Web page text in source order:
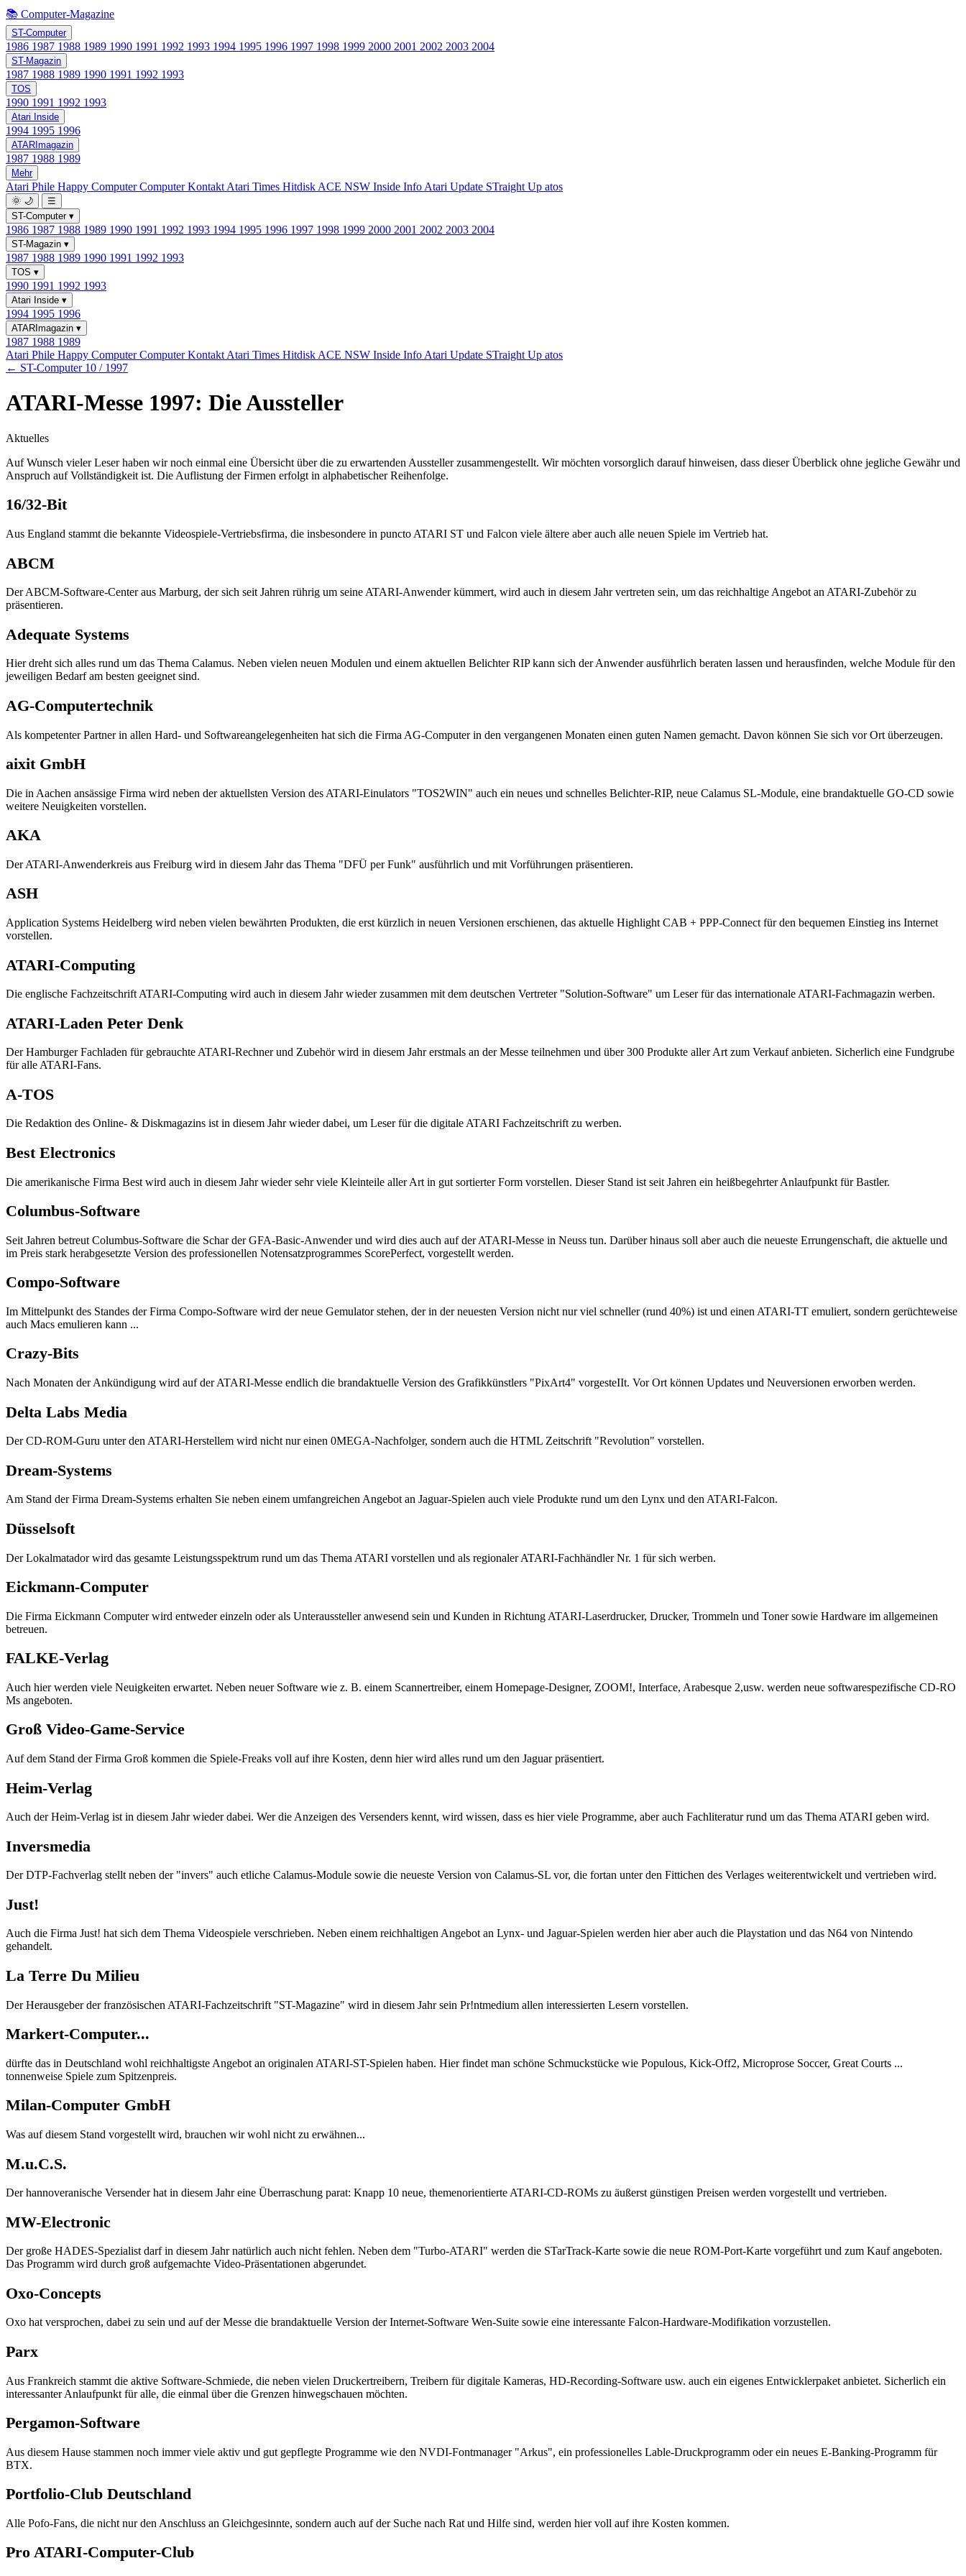
📚 Computer-Magazine
ST-Computer
1986 1987 1988 1989 1990 1991 1992 1993 1994 1995 1996 1997 1998 1999 2000 2001 2002 2003 2004
ST-Magazin
1987 1988 1989 1990 1991 1992 1993
TOS
1990 1991 1992 1993
Atari Inside
1994 1995 1996
ATARImagazin
1987 1988 1989
Mehr
Atari Phile Happy ComputerComputer Kontakt Atari Times Hitdisk ACE NSW Inside Info Atari Update STraight Up atos
🌞 🌙
☰
ST-Computer ▾
1986 1987 1988 1989 1990 1991 1992 1993 1994 1995 1996 1997 1998 1999 2000 2001 2002 2003 2004
ST-Magazin ▾
1987 1988 1989 1990 1991 1992 1993
TOS ▾
1990 1991 1992 1993
Atari Inside ▾
1994 1995 1996
ATARImagazin ▾
1987 1988 1989
Atari Phile Happy ComputerComputer Kontakt Atari Times Hitdisk ACE NSW Inside Info Atari Update STraight Up atos
← ST-Computer 10 / 1997
ATARI-Messe 1997: Die Aussteller
Aktuelles
Auf Wunsch vieler Leser haben wir noch einmal eine Übersicht über die zu erwartenden Aussteller zusammengestellt. Wir möchten vorsorglich darauf hinweisen, dass dieser Überblick ohne jegliche Gewähr und
Anspruch auf Vollständigkeit ist. Die Auflistung der Firmen erfolgt in alphabetischer Reihenfolge.
16/32-Bit
Aus England stammt die bekannte Videospiele-Vertriebsfirma, die insbesondere in puncto ATARI ST und Falcon viele ältere aber auch alle neuen Spiele im Vertrieb hat.
ABCM
Der ABCM-Software-Center aus Marburg, der sich seit Jahren rührig um seine ATARI-Anwender kümmert, wird auch in diesem Jahr vertreten sein, um das reichhaltige Angebot an ATARI-Zubehör zu
präsentieren.
Adequate Systems
Hier dreht sich alles rund um das Thema Calamus. Neben vielen neuen Modulen und einem aktuellen Belichter RIP kann sich der Anwender ausführlich beraten lassen und herausfinden, welche Module für den
jeweiligen Bedarf am besten geeignet sind.
AG-Computertechnik
Als kompetenter Partner in allen Hard- und Softwareangelegenheiten hat sich die Firma AG-Computer in den vergangenen Monaten einen guten Namen gemacht. Davon können Sie sich vor Ort überzeugen.
aixit GmbH
Die in Aachen ansässige Firma wird neben der aktuellsten Version des ATARI-Einulators "TOS2WIN" auch ein neues und schnelles Belichter-RIP, neue Calamus SL-Module, eine brandaktuelle GO-CD sowie
weitere Neuigkeiten vorstellen.
AKA
Der ATARI-Anwenderkreis aus Freiburg wird in diesem Jahr das Thema "DFÜ per Funk" ausführlich und mit Vorführungen präsentieren.
ASH
Application Systems Heidelberg wird neben vielen bewährten Produkten, die erst kürzlich in neuen Versionen erschienen, das aktuelle Highlight CAB + PPP-Connect für den bequemen Einstieg ins Internet
vorstellen.
ATARI-Computing
Die englische Fachzeitschrift ATARI-Computing wird auch in diesem Jahr wieder zusammen mit dem deutschen Vertreter "Solution-Software" um Leser für das internationale ATARI-Fachmagazin werben.
ATARI-Laden Peter Denk
Der Hamburger Fachladen für gebrauchte ATARI-Rechner und Zubehör wird in diesem Jahr erstmals an der Messe teilnehmen und über 300 Produkte aller Art zum Verkauf anbieten. Sicherlich eine Fundgrube
für alle ATARI-Fans.
A-TOS
Die Redaktion des Online- & Diskmagazins ist in diesem Jahr wieder dabei, um Leser für die digitale ATARI Fachzeitschrift zu werben.
Best Electronics
Die amerikanische Firma Best wird auch in diesem Jahr wieder sehr viele Kleinteile aller Art in gut sortierter Form vorstellen. Dieser Stand ist seit Jahren ein heißbegehrter Anlaufpunkt für Bastler.
Columbus-Software
Seit Jahren betreut Columbus-Software die Schar der GFA-Basic-Anwender und wird dies auch auf der ATARI-Messe in Neuss tun. Darüber hinaus soll aber auch die neueste Errungenschaft, die aktuelle und
im Preis stark herabgesetzte Version des professionellen Notensatzprogrammes ScorePerfect, vorgestellt werden.
Compo-Software
Im Mittelpunkt des Standes der Firma Compo-Software wird der neue Gemulator stehen, der in der neuesten Version nicht nur viel schneller (rund 40%) ist und einen ATARI-TT emuliert, sondern gerüchteweise
auch Macs emulieren kann ...
Crazy-Bits
Nach Monaten der Ankündigung wird auf der ATARI-Messe endlich die brandaktuelle Version des Grafikkünstlers "PixArt4" vorgesteIIt. Vor Ort können Updates und Neuversionen erworben werden.
Delta Labs Media
Der CD-ROM-Guru unter den ATARI-Herstellem wird nicht nur einen 0MEGA-Nachfolger, sondern auch die HTML Zeitschrift "Revolution" vorstellen.
Dream-Systems
Am Stand der Firma Dream-Systems erhalten Sie neben einem umfangreichen Angebot an Jaguar-Spielen auch viele Produkte rund um den Lynx und den ATARI-Falcon.
Düsselsoft
Der Lokalmatador wird das gesamte Leistungsspektrum rund um das Thema ATARI vorstellen und als regionaler ATARI-Fachhändler Nr. 1 für sich werben.
Eickmann-Computer
Die Firma Eickmann Computer wird entweder einzeln oder als Unteraussteller anwesend sein und Kunden in Richtung ATARI-Laserdrucker, Drucker, Trommeln und Toner sowie Hardware im allgemeinen
betreuen.
FALKE-Verlag
Auch hier werden viele Neuigkeiten erwartet. Neben neuer Software wie z. B. einem Scannertreiber, einem Homepage-Designer, ZOOM!, Interface, Arabesque 2,usw. werden neue softwarespezifische CD-RO
Ms angeboten.
Groß Video-Game-Service
Auf dem Stand der Firma Groß kommen die Spiele-Freaks voll auf ihre Kosten, denn hier wird alles rund um den Jaguar präsentiert.
Heim-Verlag
Auch der Heim-Verlag ist in diesem Jahr wieder dabei. Wer die Anzeigen des Versenders kennt, wird wissen, dass es hier viele Programme, aber auch Fachliteratur rund um das Thema ATARI geben wird.
Inversmedia
Der DTP-Fachverlag stellt neben der "invers" auch etliche Calamus-Module sowie die neueste Version von Calamus-SL vor, die fortan unter den Fittichen des Verlages weiterentwickelt und vertrieben wird.
Just!
Auch die Firma Just! hat sich dem Thema Videospiele verschrieben. Neben einem reichhaltigen Angebot an Lynx- und Jaguar-Spielen werden hier aber auch die Playstation und das N64 von Nintendo
gehandelt.
La Terre Du Milieu
Der Herausgeber der französischen ATARI-Fachzeitschrift "ST-Magazine" wird in diesem Jahr sein Pr!ntmedium allen interessierten Lesern vorstellen.
Markert-Computer...
dürfte das in Deutschland wohl reichhaltigste Angebot an originalen ATARI-ST-Spielen haben. Hier findet man schöne Schmuckstücke wie Populous, Kick-Off2, Microprose Soccer, Great Courts ...
tonnenweise Spiele zum Spitzenpreis.
Milan-Computer GmbH
Was auf diesem Stand vorgestellt wird, brauchen wir wohl nicht zu erwähnen...
M.u.C.S.
Der hannoveranische Versender hat in diesem Jahr eine Überraschung parat: Knapp 10 neue, themenorientierte ATARI-CD-ROMs zu äußerst günstigen Preisen werden vorgestellt und vertrieben.
MW-Electronic
Der große HADES-Spezialist darf in diesem Jahr natürlich auch nicht fehlen. Neben dem "Turbo-ATARI" werden die STarTrack-Karte sowie die neue ROM-Port-Karte vorgeführt und zum Kauf angeboten.
Das Programm wird durch groß aufgemachte Video-Präsentationen abgerundet.
Oxo-Concepts
Oxo hat versprochen, dabei zu sein und auf der Messe die brandaktuelle Version der Internet-Software Wen-Suite sowie eine interessante Falcon-Hardware-Modifikation vorzustellen.
Parx
Aus Frankreich stammt die aktive Software-Schmiede, die neben vielen Druckertreibern, Treibern für digitale Kameras, HD-Recording-Software usw. auch ein eigenes Entwicklerpaket anbietet. Sicherlich ein
interessanter Anlaufpunkt für alle, die einmal über die Grenzen hinwegschauen möchten.
Pergamon-Software
Aus diesem Hause stammen noch immer viele aktiv und gut gepflegte Programme wie den NVDI-Fontmanager "Arkus", ein professionelles Lable-Druckprogramm oder ein neues E-Banking-Programm für
BTX.
Portfolio-Club Deutschland
Alle Pofo-Fans, die nicht nur den Anschluss an Gleichgesinnte, sondern auch auf der Suche nach Rat und Hilfe sind, werden hier voll auf ihre Kosten kommen.
Pro ATARI-Computer-Club